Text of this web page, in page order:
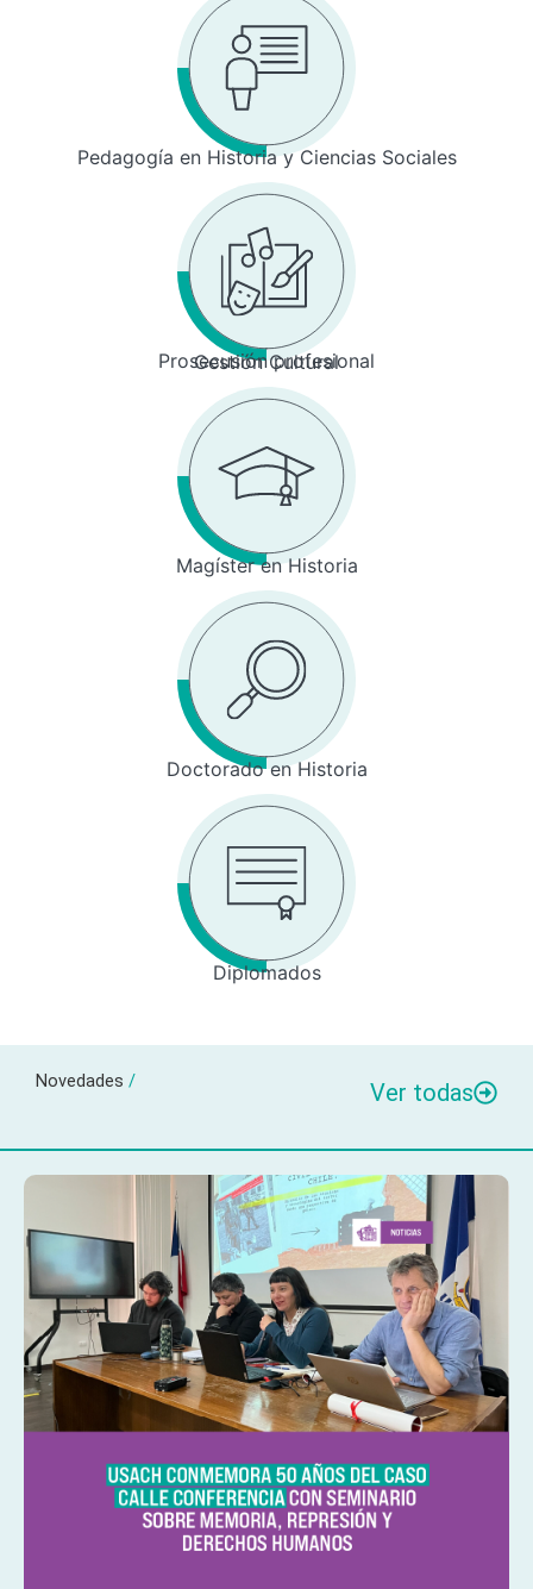
Pedagogía en Historia y Ciencias Sociales
Prosecusión profesional
Gestión Cultural
Magíster en Historia
Doctorado en Historia
Diplomados
Novedades / Ver todas